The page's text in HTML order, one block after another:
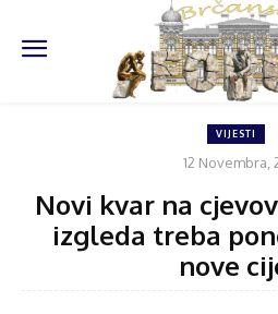
VIJESTI
12 Novembra,
Novi kvar na
izgleda treba
nove